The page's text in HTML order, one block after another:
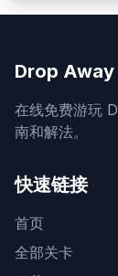
Drop Away
在线免费游玩
南和解法。
快速链接
首页
全部关卡